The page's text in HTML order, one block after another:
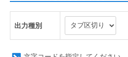
出力種別